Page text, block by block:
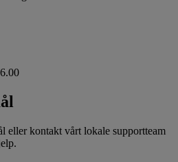
eller kontakt vårt lokale supportteam